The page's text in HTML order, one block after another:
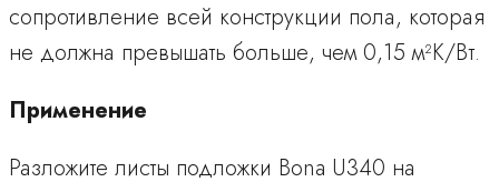
сопротивление всей конструкции пола, которая
не должна превышать больше, чем 0,15 м²K/Вт.
Применение
Разложите листы подложки Bona U340 на